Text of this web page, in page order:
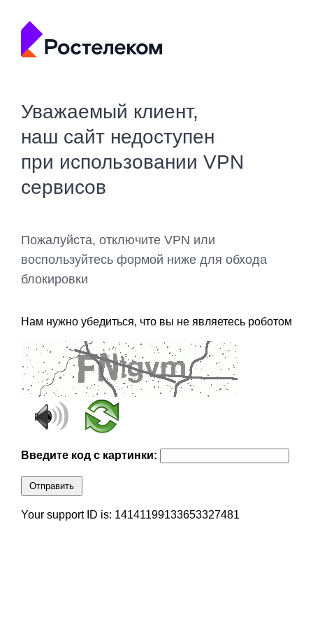
Уважаемый клиент,
наш сайт недоступен
при использовании VPN
сервисов
Пожалуйста, отключите VPN или
воспользуйтесь формой ниже для обхода
блокировки
Нам нужно убедиться, что вы не являетесь роботом
Введите код с картинки:
Отправить
Your support ID is: 14141199133653327481